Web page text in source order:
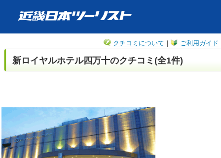
ご利用ガイド
クチコミについて ｜
新ロイヤルホテル四万十のクチコミ(全1件)